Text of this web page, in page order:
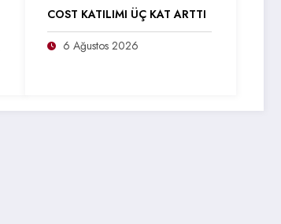
COST KATILIMI ÜÇ KAT ARTTI
6 Ağustos 2026